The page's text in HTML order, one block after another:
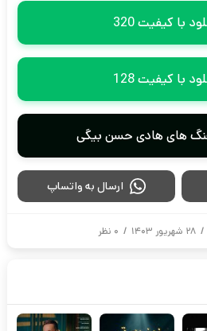
با کیفیت 320
با کیفیت 128
های هادی حسن بیگی
ارسال به واتساپ
/ ۲۸ شهریور ۱۴۰۳ / ۰ نظر